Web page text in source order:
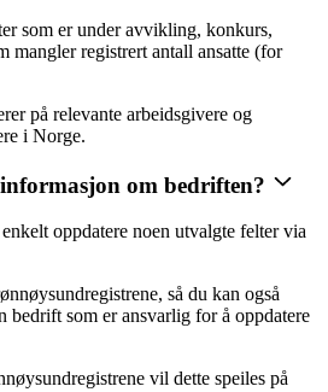
som er under avvikling, konkurs,
mangler registrert antall ansatte (for
på relevante arbeidsgivere og
i Norge.
om bedriften?
oppdatere noen utvalgte felter via
så du kan også
bedrift som er ansvarlig for å oppdatere
vil dette speiles på